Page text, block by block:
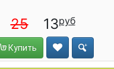
25 13
Купить